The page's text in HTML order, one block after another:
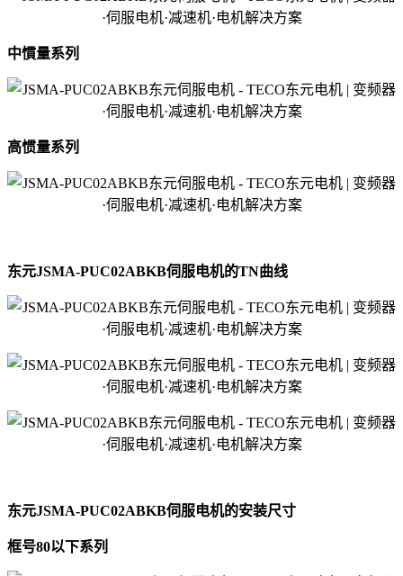
中慣量系列
高惯量系列
东元JSMA-PUC02ABKB伺服电机的TN曲线
东元JSMA-PUC02ABKB伺服电机的安装尺寸
框号80以下系列